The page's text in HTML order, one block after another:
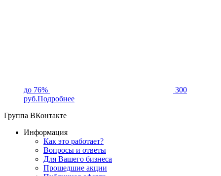
до 76%
300
руб.Подробнее
Группа ВКонтакте
Информация
Как это работает?
Вопросы и ответы
Для Вашего бизнеса
Прошедшие акции